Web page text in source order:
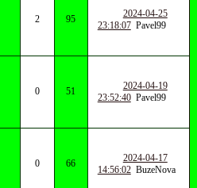
2 95
2024-04-25
23:18:07 Pavel99
0 51
2024-04-19
23:52:40 Pavel99
0 66
2024-04-17
14:56:02 BuzeNova